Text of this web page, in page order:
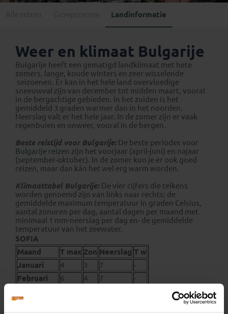
Landinformatie
Weer en klimaat Bulgarije
Bulgarije heeft een gematigd landklimaat met hete
zomers, lange, koude winters en zeer wisselende
seizoenen. Er kan in het hele land overvloedige
sneeuwval zijn van december tot midden maart, vooral
in de bergachtige gebieden. In het zuiden is het
gemiddeld 3 graden warmer dan in het noorden.
Neerslag valt er het hele jaar. In de zomer zijn er vaak
regenbuien en onweer, vooral in de bergen.
Beste reistijd voor Bulgarije:De beste periodes voor
Bulgarije reizen zijn het voorjaar (april-juni) en najaar
(september-oktober). In de zomer kun je er ook goed
reizen, maar dan kán het wel erg warm worden.
Klimaattabel Bulgarije: De vier cijfers die telkens
worden genoemd zijn van links naar rechts: de
gemiddelde maximum temperatuur in graden Celsius,
aantal zonuren per dag, aantal dagen per maand met
minimaal 1 mm-neerslag per dag en- de gemiddelde
temperatuur van het zeewater.
SOFIA
Maand
T max Zon Neerslag T w
Januari
4 3 7
-
Februari
6 4 7
-